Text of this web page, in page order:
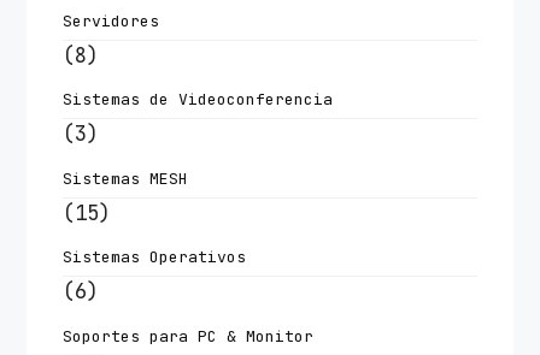
Servidores
(8)
Sistemas de Videoconferencia
(3)
Sistemas MESH
(15)
Sistemas Operativos
(6)
Soportes para PC & Monitor